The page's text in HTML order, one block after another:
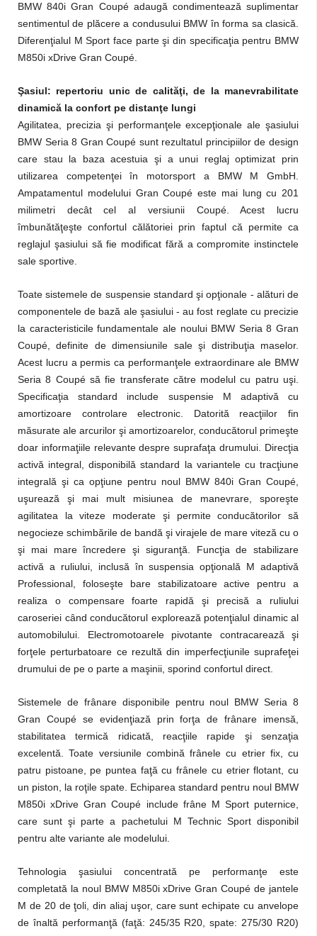
BMW 840i Gran Coupé adaugă condimentează suplimentar
sentimentul de plăcere a condusului BMW în forma sa clasică.
Diferenţialul M Sport face parte şi din specificaţia pentru BMW
M850i xDrive Gran Coupé.
Şasiul: repertoriu unic de calităţi, de la manevrabilitate
dinamică la confort pe distanţe lungi
Agilitatea, precizia şi performanţele excepţionale ale şasiului
BMW Seria 8 Gran Coupé sunt rezultatul principiilor de design
care stau la baza acestuia şi a unui reglaj optimizat prin
utilizarea competenţei în motorsport a BMW M GmbH.
Ampatamentul modelului Gran Coupé este mai lung cu 201
milimetri decât cel al versiunii Coupé. Acest lucru
îmbunătăţeşte confortul călătoriei prin faptul că permite ca
reglajul şasiului să fie modificat fără a compromite instinctele
sale sportive.
Toate sistemele de suspensie standard şi opţionale - alături de
componentele de bază ale şasiului - au fost reglate cu precizie
la caracteristicile fundamentale ale noului BMW Seria 8 Gran
Coupé, definite de dimensiunile sale şi distribuţia maselor.
Acest lucru a permis ca performanţele extraordinare ale BMW
Seria 8 Coupé să fie transferate către modelul cu patru uşi.
Specificaţia standard include suspensie M adaptivă cu
amortizoare controlare electronic. Datorită reacţiilor fin
măsurate ale arcurilor şi amortizoarelor, conducătorul primeşte
doar informaţiile relevante despre suprafaţa drumului. Direcţia
activă integral, disponibilă standard la variantele cu tracţiune
integrală şi ca opţiune pentru noul BMW 840i Gran Coupé,
uşurează şi mai mult misiunea de manevrare, sporeşte
agilitatea la viteze moderate şi permite conducătorilor să
negocieze schimbările de bandă şi virajele de mare viteză cu o
şi mai mare încredere şi siguranţă. Funcţia de stabilizare
activă a ruliului, inclusă în suspensia opţională M adaptivă
Professional, foloseşte bare stabilizatoare active pentru a
realiza o compensare foarte rapidă şi precisă a ruliului
caroseriei când conducătorul explorează potenţialul dinamic al
automobilului. Electromotoarele pivotante contracarează şi
forţele perturbatoare ce rezultă din imperfecţiunile suprafeţei
drumului de pe o parte a maşinii, sporind confortul direct.
Sistemele de frânare disponibile pentru noul BMW Seria 8
Gran Coupé se evidenţiază prin forţa de frânare imensă,
stabilitatea termică ridicată, reacţiile rapide şi senzaţia
excelentă. Toate versiunile combină frânele cu etrier fix, cu
patru pistoane, pe puntea faţă cu frânele cu etrier flotant, cu
un piston, la roţile spate. Echiparea standard pentru noul BMW
M850i xDrive Gran Coupé include frâne M Sport puternice,
care sunt şi parte a pachetului M Technic Sport disponibil
pentru alte variante ale modelului.
Tehnologia şasiului concentrată pe performanţe este
completată la noul BMW M850i xDrive Gran Coupé de jantele
M de 20 de ţoli, din aliaj uşor, care sunt echipate cu anvelope
de înaltă performanţă (faţă: 245/35 R20, spate: 275/30 R20)